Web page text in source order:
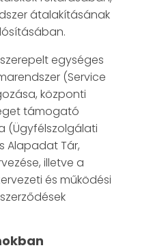
átalakításának
egységes
(Service
központi
támogató
(Ügyfélszolgálati
Alapadat Tár,
illetve a
és működési